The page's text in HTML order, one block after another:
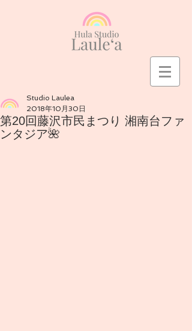
第20回藤沢市民まつり 湘南台ファ
ンタジア🌺
Studio Laulea
2018年10月30日